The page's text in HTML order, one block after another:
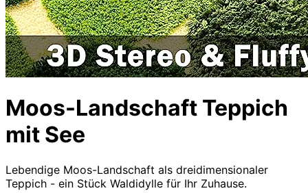
Moos-Landschaft Teppich
mit See
Lebendige Moos-Landschaft als dreidimensionaler
Teppich - ein Stück Waldidylle für Ihr Zuhause.